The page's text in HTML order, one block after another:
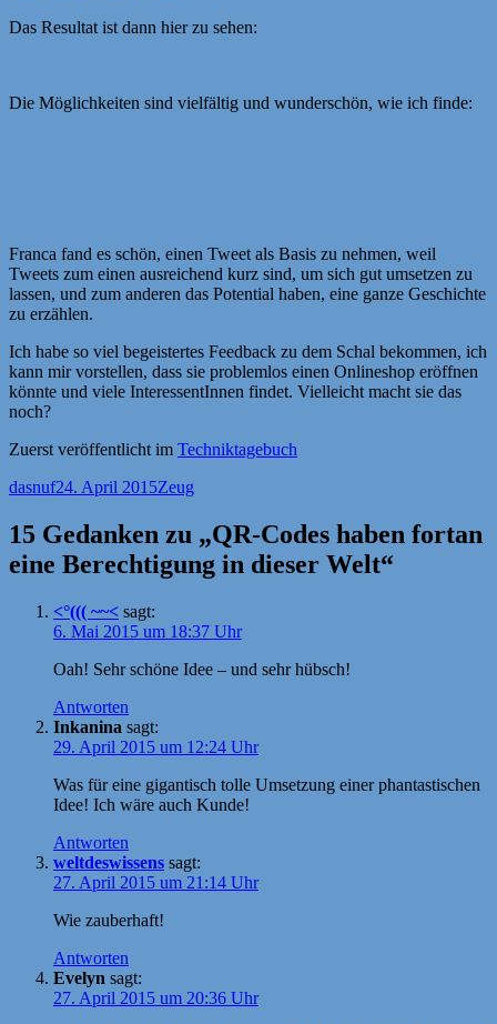
Das Resultat ist dann hier zu sehen:
Die Möglichkeiten sind vielfältig und wunderschön, wie ich finde:
Franca fand es schön, einen Tweet als Basis zu nehmen, weil
Tweets zum einen ausreichend kurz sind, um sich gut umsetzen zu
lassen, und zum anderen das Potential haben, eine ganze Geschichte
zu erzählen.
Ich habe so viel begeistertes Feedback zu dem Schal bekommen, ich
kann mir vorstellen, dass sie problemlos einen Onlineshop eröffnen
könnte und viele InteressentInnen findet. Vielleicht macht sie das
noch?
Zuerst veröffentlicht im Techniktagebuch
Autor
dasnufVeröffentlicht
24. April 2015Kategorien
Zeug
15 Gedanken zu „QR-Codes haben fortan
eine Berechtigung in dieser Welt“
<°((( ~~< sagt:
6. Mai 2015 um 18:37 Uhr
Oah! Sehr schöne Idee – und sehr hübsch!
Antworten
Inkanina sagt:
29. April 2015 um 12:24 Uhr
Was für eine gigantisch tolle Umsetzung einer phantastischen
Idee! Ich wäre auch Kunde!
Antworten
weltdeswissens sagt:
27. April 2015 um 21:14 Uhr
Wie zauberhaft!
Antworten
Evelyn sagt:
27. April 2015 um 20:36 Uhr